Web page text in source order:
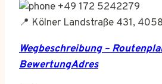
+49 172 5242279
📍 Kölner Landstraße 431,
Wegbeschreibung –
BewertungAdres